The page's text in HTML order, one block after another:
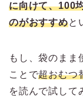
に向けて、100
のがおすすめと
もし、袋のまま
ことで超おむつ
を読んで試して